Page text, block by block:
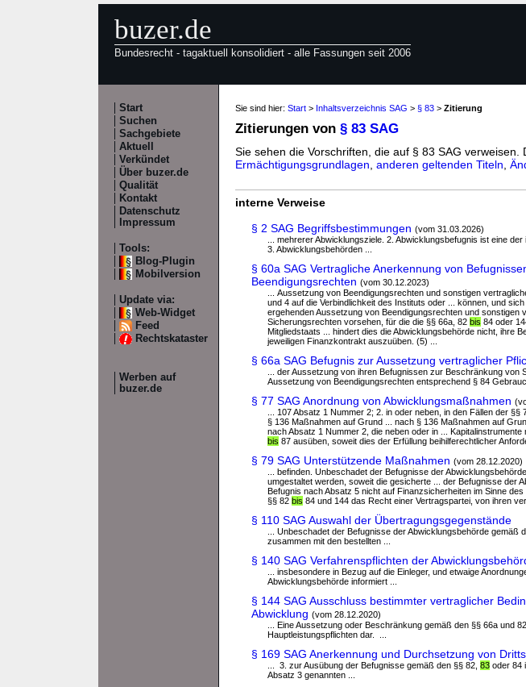
buzer.de
Bundesrecht - tagaktuell konsolidiert - alle Fassungen seit 2006
Start
Suchen
Sachgebiete
Aktuell
Verkündet
Über buzer.de
Qualität
Kontakt
Datenschutz
Impressum
Tools:
Blog-Plugin
Mobilversion
Update via:
Web-Widget
Feed
Rechtskataster
Werben auf
buzer.de
Sie sind hier: Start > Inhaltsverzeichnis SAG > § 83 > Zitierung
Zitierungen von § 83 SAG
Sie sehen die Vorschriften, die auf § 83 SAG
Ermächtigungsgrundlagen anderen geltenden Titeln
interne Verweise
§ 2 SAG Begriffsbestimmungen (vom 31.03.2026)
... mehrerer Abwicklungsziele. 2. Abwicklungsbefugnis ist eine der
3. Abwicklungsbehörden ...
§ 60a SAG Vertragliche Anerkennung von
Beendigungsrechten (vom 30.12.2023)
... Aussetzung von Beendigungsrechten und sonstigen
und 4 auf die Verbindlichkeit des Instituts oder ... können, und
ergehenden Aussetzung von Beendigungsrechten und
Sicherungsrechten vorsehen, für die die §§ 66a, 82 bis 84 oder
Mitgliedstaats ... hindert dies die Abwicklungsbehörde nicht, ihre
jeweiligen Finanzkontrakt auszuüben. (5) ...
§ 66a SAG Befugnis zur Aussetzung vertraglicher
... der Aussetzung von ihren Befugnissen zur Beschränkung von
Aussetzung von Beendigungsrechten entsprechend § 84
§ 77 SAG Anordnung von Abwicklungsmaßnahmen
... 107 Absatz 1 Nummer 2; 2. in oder neben, in den Fällen der §§
§ 136 Maßnahmen auf Grund ... nach § 136 Maßnahmen auf
nach Absatz 1 Nummer 2, die neben oder in ...
bis 87 ausüben, soweit dies der Erfüllung beihilferechtlicher
§ 79 SAG Unterstützende Maßnahmen (vom 28.12.2020)
... befinden. Unbeschadet der Befugnisse der
umgestaltet werden, soweit die gesicherte ... der Befugnisse der
Befugnis nach Absatz 5 nicht auf Finanzsicherheiten im Sinne
§§ 82 bis 84 und 144 das Recht einer Vertragspartei, von ihren
§ 110 SAG Auswahl der Übertragungsgegenstände
... Unbeschadet der Befugnisse der Abwicklungsbehörde gemäß
zusammen mit den bestellten ...
§ 140 SAG Verfahrenspflichten der
... insbesondere in Bezug auf die Einleger, und etwaige
Abwicklungsbehörde informiert ...
§ 144 SAG Ausschluss bestimmter vertraglicher
Abwicklung (vom 28.12.2020)
... Eine Aussetzung oder Beschränkung gemäß den §§ 66a und 82
Hauptleistungspflichten dar. ...
§ 169 SAG Anerkennung und Durchsetzung von
... 3. zur Ausübung der Befugnisse gemäß den §§ 82, 83 oder 84
Absatz 3 genannten ...